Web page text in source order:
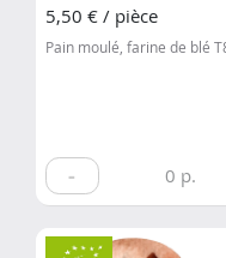
5,50 € / pièce
Pain moulé, farine de blé
- 0 p.